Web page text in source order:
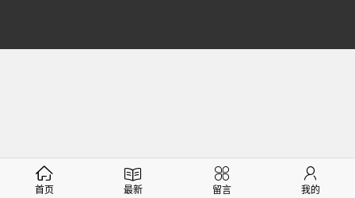
首页 最新 留言 我的